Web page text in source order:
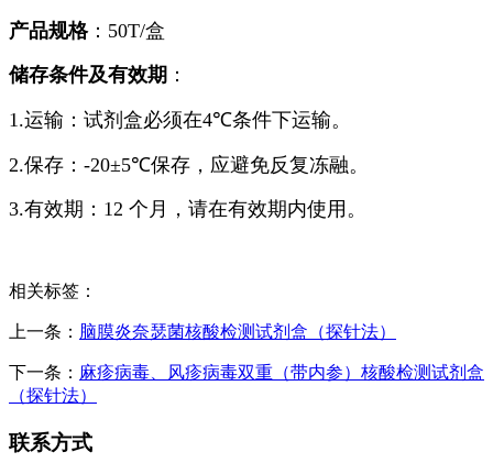
产品规格： 50T/盒
储存条件及有效期 ：
1.运输：试剂盒必须在4℃条件下运输。
2.保存： -20±5℃保存，应避免反复冻融。
3.有效期： 12 个月，请在有效期内使用。
相关标签：
上一条： 脑膜炎奈瑟菌核酸检测试剂盒（探针法）
下一条： 麻疹病毒、风疹病毒双重（带内参）核酸检测试剂盒
（探针法）
联系方式